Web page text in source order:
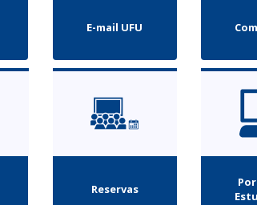
E-mail UFU
Reservas